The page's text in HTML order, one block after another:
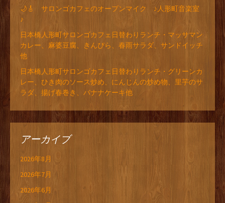
🌙🎸 サロンゴカフェのオープンマイク ♪人形町音楽室
♪
日本橋人形町サロンゴカフェ日替わりランチ・マッサマン
カレー、麻婆豆腐、きんぴら、春雨サラダ、サンドイッチ
他
日本橋人形町サロンゴカフェ日替わりランチ・グリーンカ
レー、ひき肉のソース炒め、にんじんの炒め物、里芋のサ
ラダ、揚げ春巻き、バナナケーキ他
アーカイブ
2026年8月
2026年7月
2026年6月